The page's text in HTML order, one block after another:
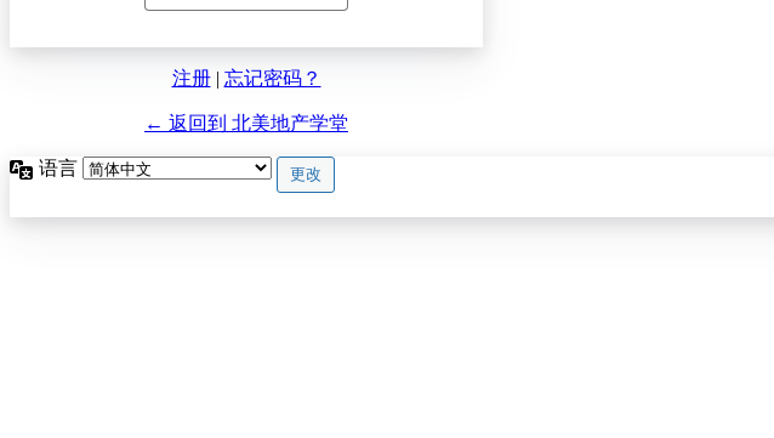
注册| 忘记密码？
← 返回到 北美地产学堂
语言